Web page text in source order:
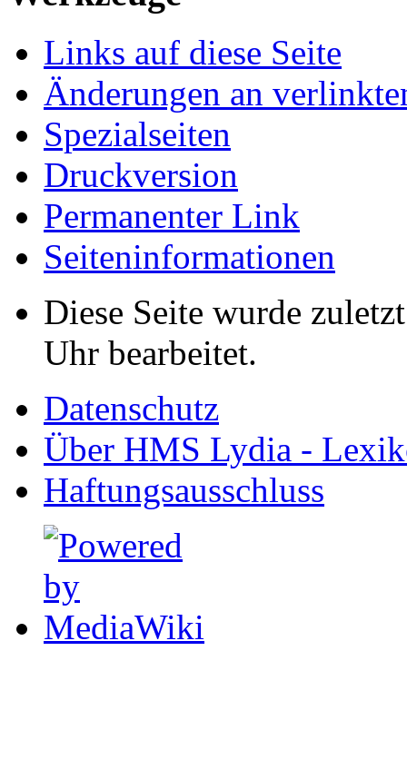
Links auf diese Seite
Änderungen an
Spezialseiten
Druckversion
Permanenter Link
Seiten­informationen
Diese Seite wurde
Uhr bearbeitet.
Datenschutz
Über HMS Lydia -
Haftungsausschluss